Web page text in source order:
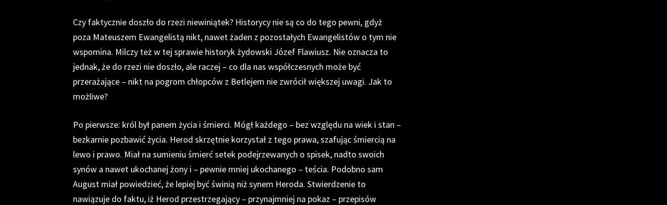
Czy faktycznie doszło do rzezi niewiniątek? Historycy nie są co do tego pewni, gdyż
poza Mateuszem Ewangelistą nikt, nawet żaden z pozostałych Ewangelistów o tym nie
wspomina. Milczy też w tej sprawie historyk żydowski Józef Flawiusz. Nie oznacza to
jednak, że do rzezi nie doszło, ale raczej – co dla nas współczesnych może być
przerażające – nikt na pogrom chłopców z Betlejem nie zwrócił większej uwagi. Jak to
możliwe?
Po pierwsze: król był panem życia i śmierci. Mógł każdego – bez względu na wiek i stan –
bezkarnie pozbawić życia. Herod skrzętnie korzystał z tego prawa, szafując śmiercią na
lewo i prawo. Miał na sumieniu śmierć setek podejrzewanych o spisek, nadto swoich
synów a nawet ukochanej żony i – pewnie mniej ukochanego – teścia. Podobno sam
August miał powiedzieć, że lepiej być świnią niż synem Heroda. Stwierdzenie to
nawiązuje do faktu, iż Herod przestrzegający – przynajmniej na pokaz – przepisów